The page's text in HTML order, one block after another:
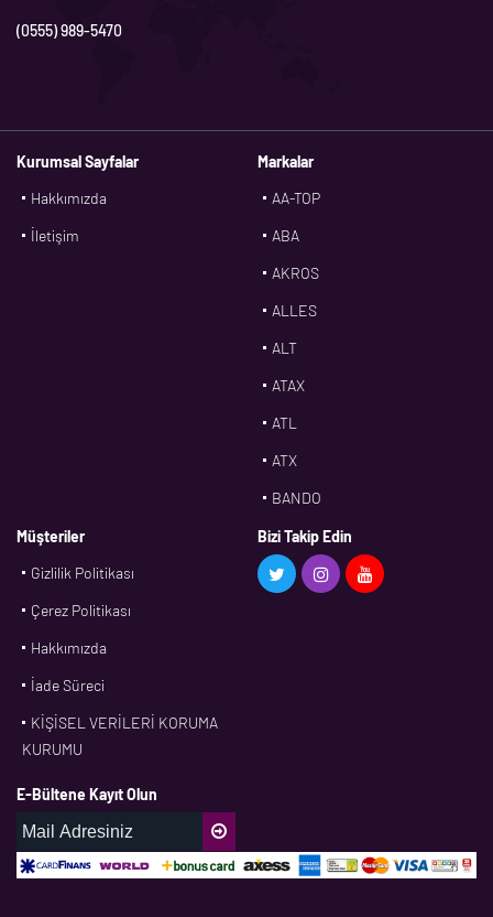
(0555) 989-5470
Kurumsal Sayfalar
Hakkımızda
İletişim
Markalar
AA-TOP
ABA
AKROS
ALLES
ALT
ATAX
ATL
ATX
BANDO
BMS
CDF
DPH
Müşteriler
Gizlilik Politikası
Çerez Politikası
Hakkımızda
İade Süreci
KİŞİSEL VERİLERİ KORUMA
KURUMU
Bizi Takip Edin
E-Bültene Kayıt Olun